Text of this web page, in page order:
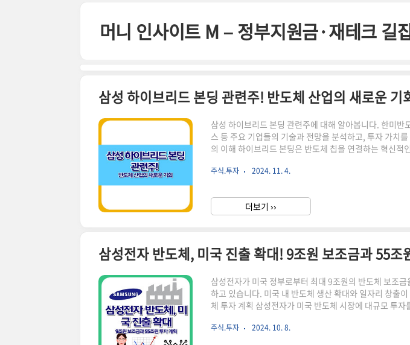
머니 인사이트 M – 정부지원금·재테크 길
삼성 하이브리드 본딩 관련주! 반도체 산업의 새로운 기
삼성 하이브리드 본딩 관련주에 대해 알아봅니다. 한미반
스 등 주요 기업들의 기술과 전망을 분석하고, 투자 가치
의 이해 하이브리드 본딩은 반도체 칩을 연결하는 혁신적
을 보이고 있어,관련 기업들의 주가에도 영향을 미치고 있
의 성능이 좋아집니다.전력 효율성: 적은 전력으로 더 많
치는 영향하이브리드 본딩 기술은 스마트폰, 컴퓨터, 인공
주식.투자 2024. 11. 4.
더보기 ››
삼성전자 반도체, 미국 진출 확대! 9조원 보조금과 55조
삼성전자가 미국 정부로부터 최대 9조원의 반도체 보조
하고 있습니다. 미국 내 반도체 생산 확대와 일자리 창출
체 투자 계획 삼성전자가 미국 반도체 시장에 대규모 투
삼성전자에 최대 64억 달러(약 8조 9천억 원)의 현금 보조
주식.투자 2024. 10. 8.